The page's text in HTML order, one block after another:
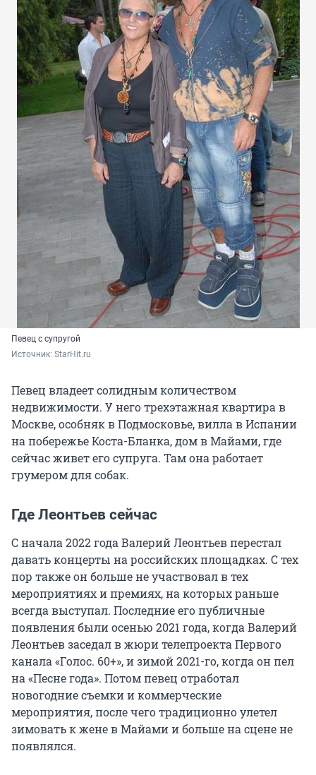
Певец с супругой
Источник: StarHit.ru
Певец владеет солидным количеством
недвижимости. У него трехэтажная квартира в
Москве, особняк в Подмосковье, вилла в Испании
на побережье Коста-Бланка, дом в Майами, где
сейчас живет его супруга. Там она работает
грумером для собак.
Где Леонтьев сейчас
С начала 2022 года Валерий Леонтьев перестал
давать концерты на российских площадках. С тех
пор также он больше не участвовал в тех
мероприятиях и премиях, на которых раньше
всегда выступал. Последние его публичные
появления были осенью 2021 года, когда Валерий
Леонтьев заседал в жюри телепроекта Первого
канала «Голос. 60+», и зимой 2021-го, когда он пел
на «Песне года». Потом певец отработал
новогодние съемки и коммерческие
мероприятия, после чего традиционно улетел
зимовать к жене в Майами и больше на сцене не
появлялся.